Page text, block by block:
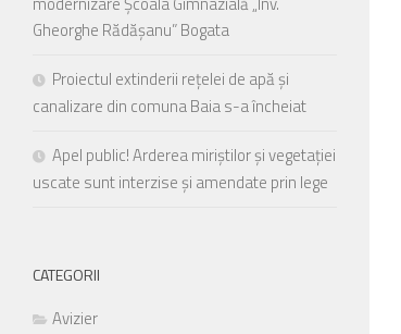
Gheorghe Rădășanu” Bogata
Proiectul extinderii rețelei de apă și
canalizare din comuna Baia s-a încheiat
Apel public! Arderea miriștilor și vegetației
uscate sunt interzise și amendate prin lege
CATEGORII
Avizier